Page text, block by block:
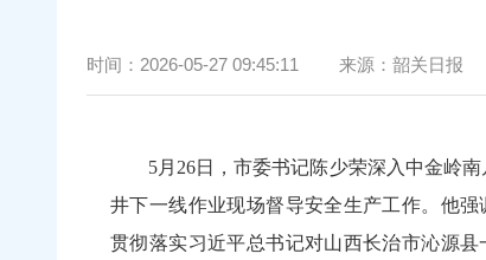
时间： 2026-05-27 09:45:11 来源： 韶关日报
5月26日，市委书记陈少荣深入中金岭
井下一线作业现场督导安全生产工作。他强
贯彻落实习近平总书记对山西长治市沁源县